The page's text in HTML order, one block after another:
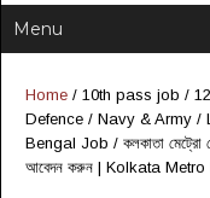
Home / 10th pass job /
Defence / Navy & Army /
Bengal Job / কলকাতা মেট্রো
আবেদন করুন | Kolkata